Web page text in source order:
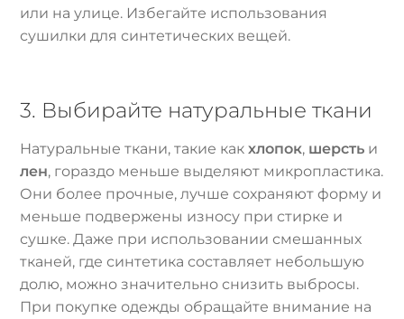
или на улице. Избегайте использования
сушилки для синтетических вещей.
3. Выбирайте натуральные ткани
Натуральные ткани, такие какхлопок, шерсть и
лен, гораздо меньше выделяют микропластика.
Они более прочные, лучше сохраняют форму и
меньше подвержены износу при стирке и
сушке. Даже при использовании смешанных
тканей, где синтетика составляет небольшую
долю, можно значительно снизить выбросы.
При покупке одежды обращайте внимание на